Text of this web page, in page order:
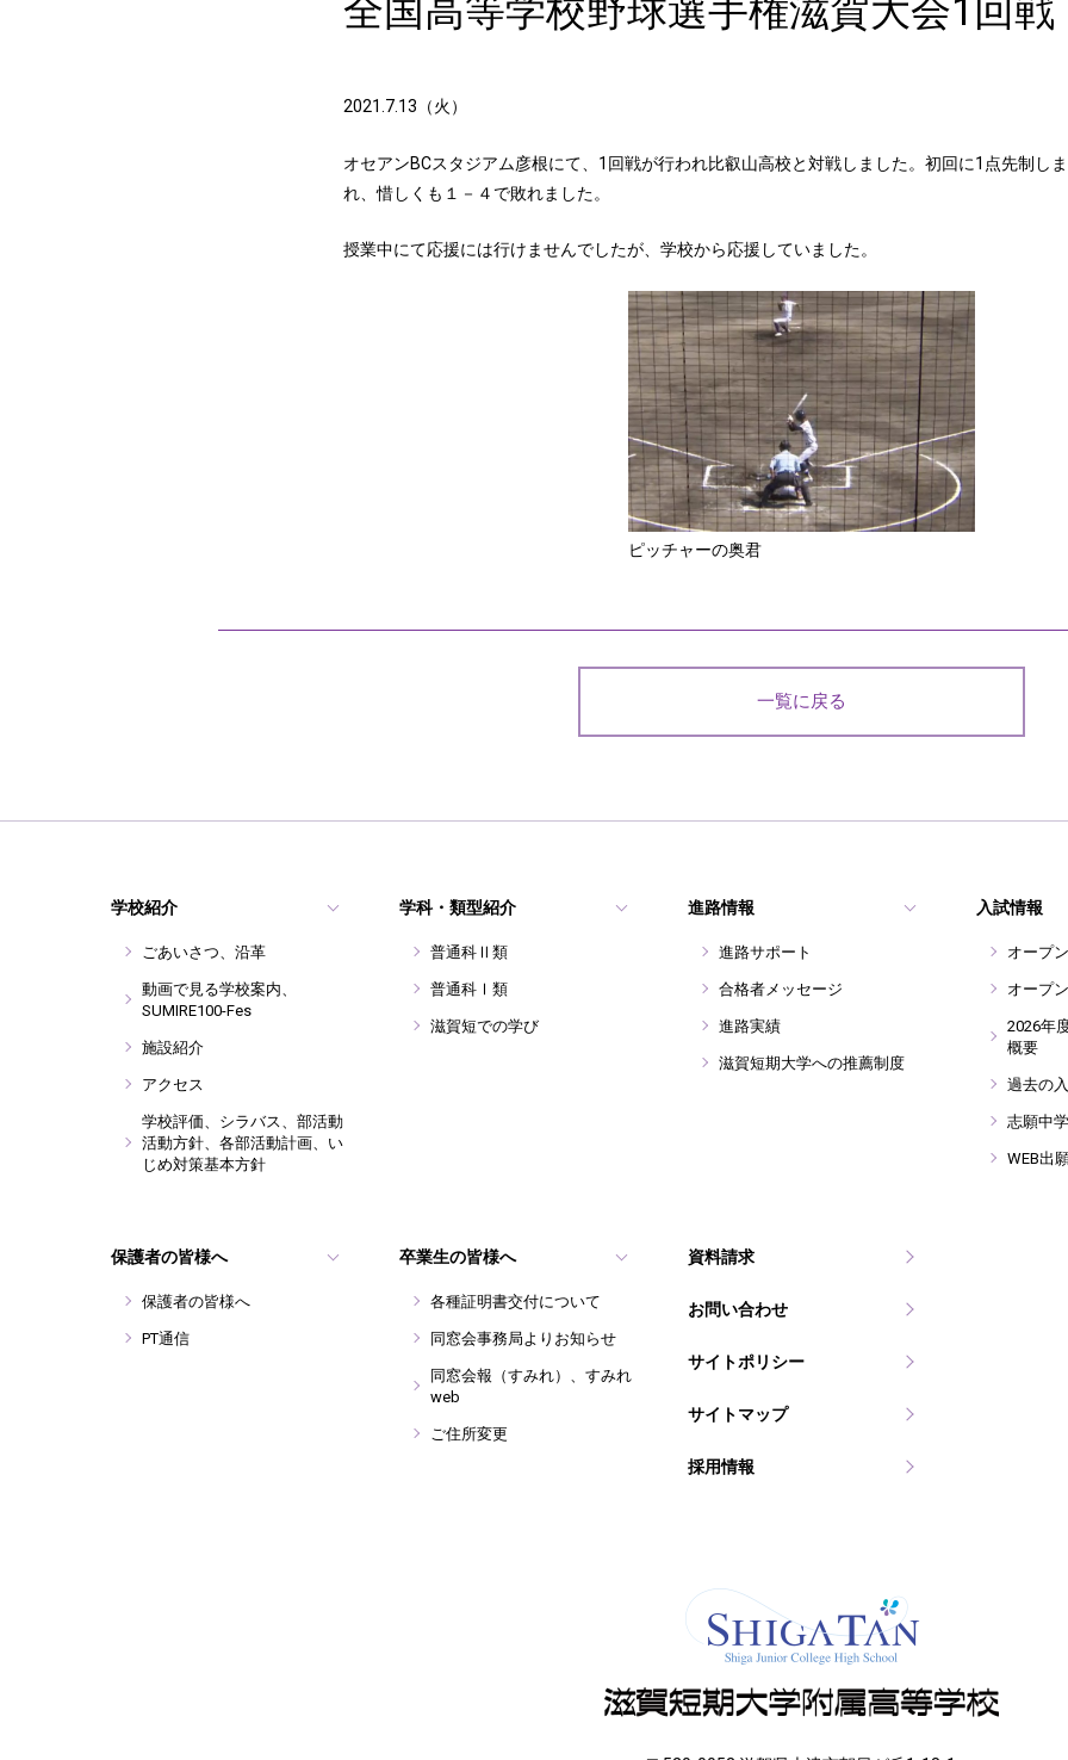
全国高等学校野球選手権滋賀大会1回戦
2021.7.13（火）
オセアンBCスタジアム彦根にて、1回戦が行われ比叡山高校と対戦しました。初回に1点先制し
れ、惜しくも１－４で敗れました。
授業中にて応援には行けませんでしたが、学校から応援していました。
ピッチャーの奥君
一覧に戻る
学校紹介
ごあいさつ、沿革
動画で見る学校案内、
SUMIRE100-Fes
施設紹介
アクセス
学校評価、シラバス、部活動
活動方針、各部活動計画、い
じめ対策基本方針
学科・類型紹介
普通科Ⅱ類
普通科Ⅰ類
滋賀短での学び
進路情報
進路サポート
合格者メッセージ
進路実績
滋賀短期大学への推薦制度
入試情報
オープ
オープ
2026年
概要
過去の
志願中
WEB出
保護者の皆様へ
保護者の皆様へ
PT通信
卒業生の皆様へ
各種証明書交付について
同窓会事務局よりお知らせ
同窓会報（すみれ）、すみれ
web
ご住所変更
資料請求
お問い合わせ
サイトポリシー
サイトマップ
採用情報